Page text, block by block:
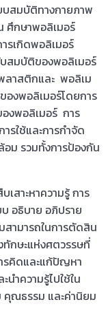
บสมบัติทางกายภาพ
ศึกษาพอลิเมอร์
รเกิดพอลิเมอร์
สมบัติของพอลิเมอร์
ลาสติกและ พอลิเม
งพอลิเมอร์โดยการ
องพอลิเมอร์ การ
รใช้และการกำจัด
ม รวมทั้งการป้องกัน
สาะหาความรู้ การ
อธิบาย อภิปราย
สามารถในการตัดสิน
ทักษะแห่งศตวรรษที่
รคิดและแก้ปัญหา
นำความรู้ไปใช้ใน
คุณธรรม และค่านิยม